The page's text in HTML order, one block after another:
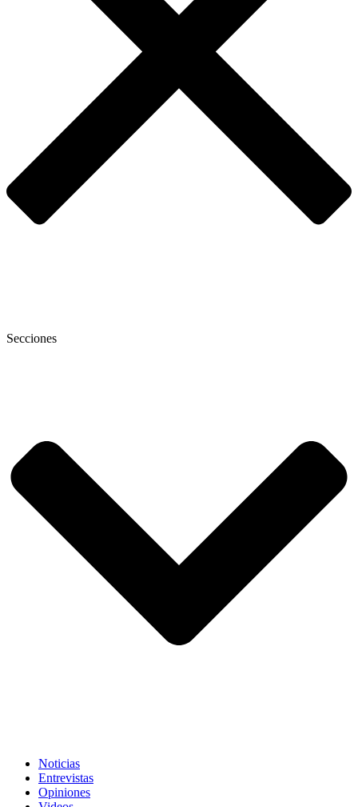
Secciones
Noticias
Entrevistas
Opiniones